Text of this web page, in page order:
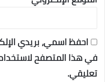
احفظ اسمي، بريدي
في هذا المتصفح
تعليقي.